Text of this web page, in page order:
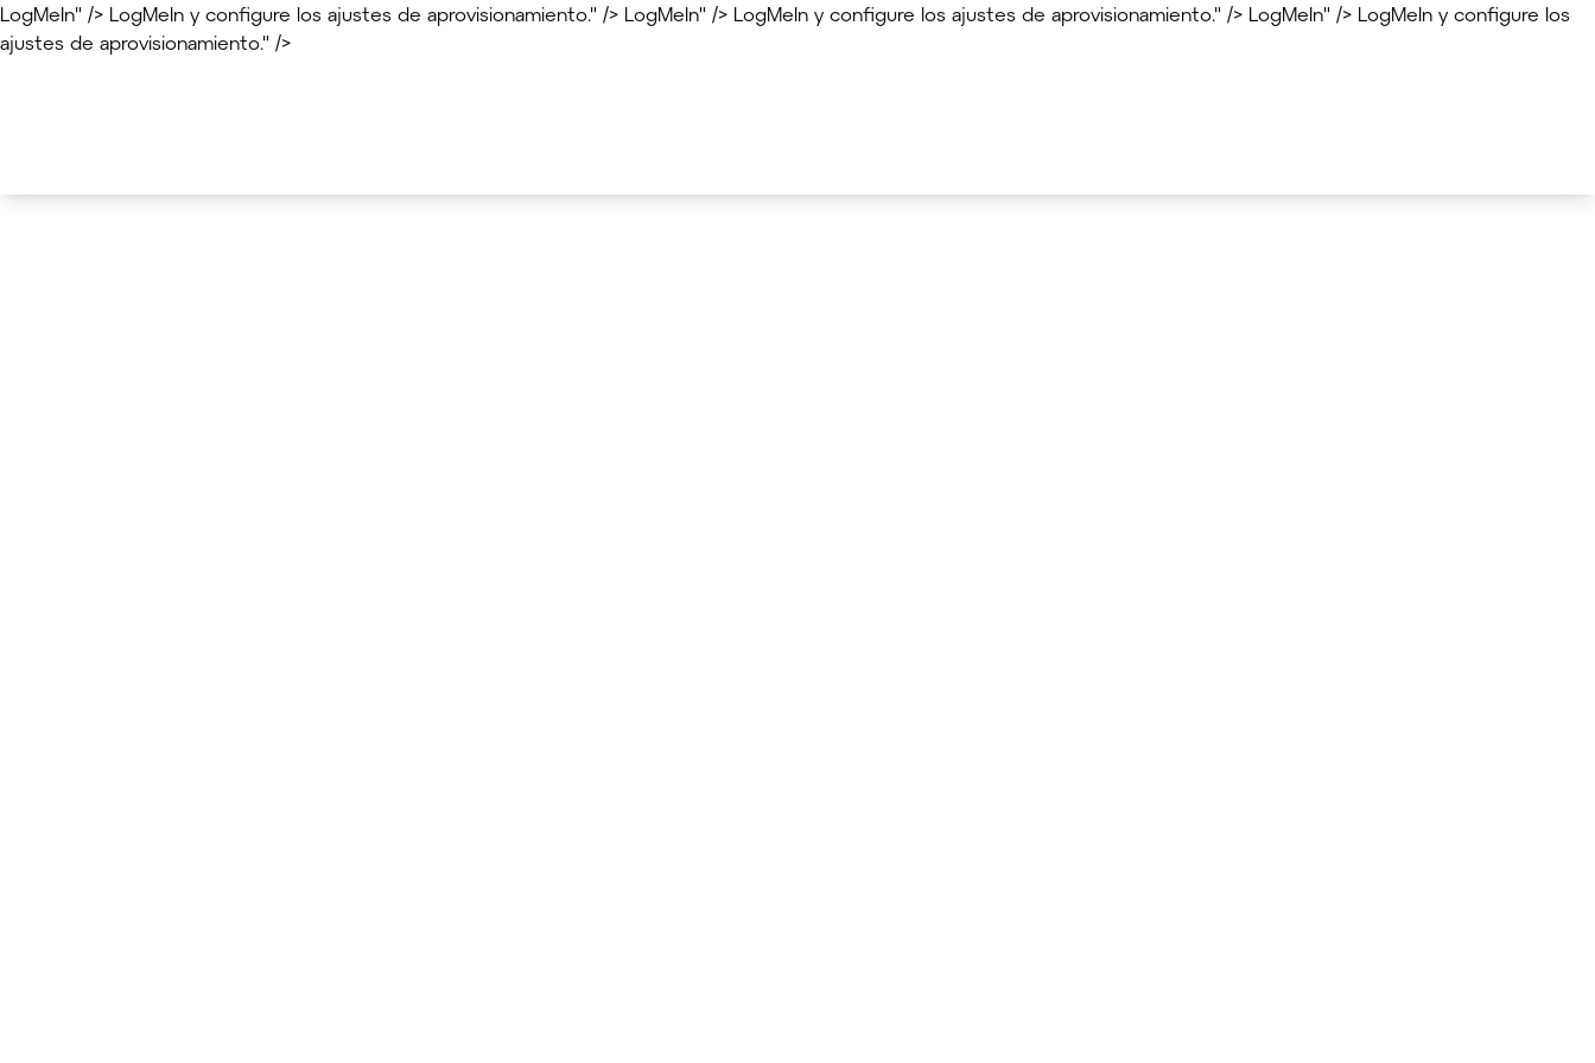
LogMeIn" /> LogMeIn y configure los ajustes de aprovisionamiento." /> LogMeIn" /> LogMeIn y configure los ajustes de aprovisionamiento." /> LogMeIn" /> LogMeIn y configure los
ajustes de aprovisionamiento." />